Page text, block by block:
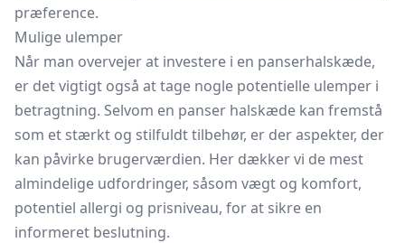
præference.
Mulige ulemper
Når man overvejer at investere i en panserhalskæde,
er det vigtigt også at tage nogle potentielle ulemper i
betragtning. Selvom en panser halskæde kan fremstå
som et stærkt og stilfuldt tilbehør, er der aspekter, der
kan påvirke brugerværdien. Her dækker vi de mest
almindelige udfordringer, såsom vægt og komfort,
potentiel allergi og prisniveau, for at sikre en
informeret beslutning.